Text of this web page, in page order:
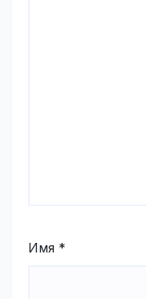
Имя *